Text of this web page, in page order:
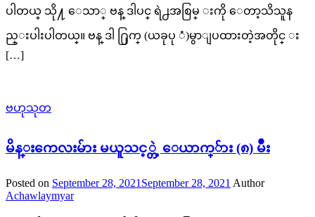
ပါတယ္ သို႔ ေသာ္ ဗန္ ဒါပင္ ရဲ႕အစြမ္ းကို ေတာ့သိသူန
ည္းပါးပါတယ္။ ဗန္ ဒါ ႐ြက္ (ယခုပု ံ)မွာျပထားတဲ့အတိုင္ း
[…]
ဗဟုသုတ
မိန္းကေလးမ်ား မယူသင့္တဲ့ ေယာက္်ား (၈) မ်ိဳး
Posted on September 28, 2021 September 28, 2021 Author
Achawlaymyar